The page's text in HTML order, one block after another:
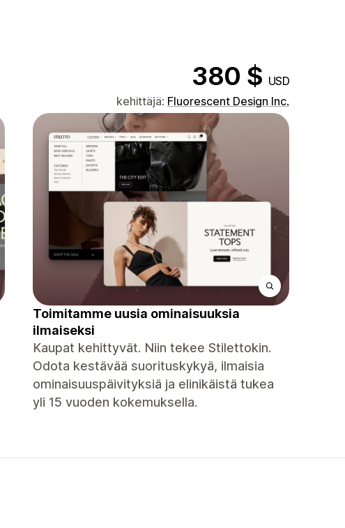
380 $ USD
kehittäjä: Fluorescent Design Inc.
Toimitamme uusia ominaisuuksia
ilmaiseksi
Kaupat kehittyvät. Niin tekee Stilettokin.
Odota kestävää suorituskykyä, ilmaisia ​​
ominaisuuspäivityksiä ja elinikäistä tukea
yli 15 vuoden kokemuksella.